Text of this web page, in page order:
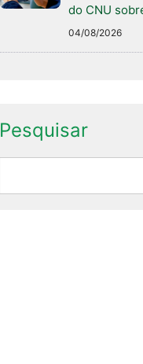
do CNU
04/08/2026
Pesquisar